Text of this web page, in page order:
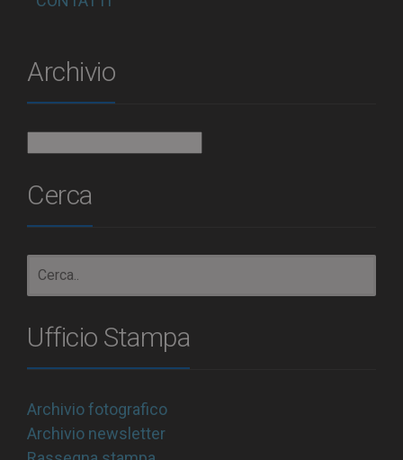
Archivio
Cerca
Ufficio Stampa
Archivio fotografico
Archivio newsletter